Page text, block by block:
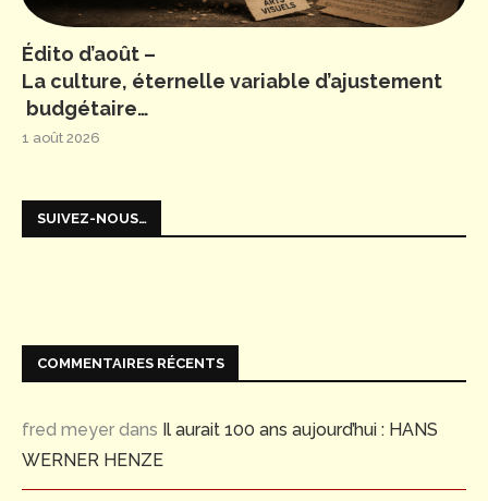
Édito d’août –
La culture, éternelle variable d’ajustement
budgétaire…
1 août 2026
SUIVEZ-NOUS…
COMMENTAIRES RÉCENTS
fred meyer dans Il aurait 100 ans aujourd’hui : HANS
WERNER HENZE